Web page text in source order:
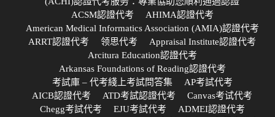
ACSM認證代考
AHIMA認證代考
American Medical Informatics Association (AMIA)認證代考
ARRT認證代考
领思代考
Appraisal Institute認證代考
Arcitura Education認證代考
Arkansas Foundations of Reading認證代考
考試庫 – 代考綫上考試問答集
AP考試代考
AICB認證代考
ATD考試認證代考
Canvas考试代考
Chegg考試代考
EJU考試代考
ADMEI認證代考